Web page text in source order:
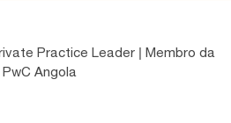
Practice Leader | Membro da
Angola